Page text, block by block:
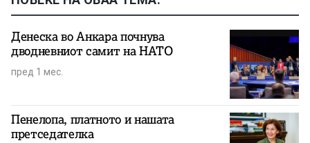
Денеска во Анкара почнува
дводневниот самит на НАТО
пред 1 мес.
Пенелопа, платното и нашата
претседателка